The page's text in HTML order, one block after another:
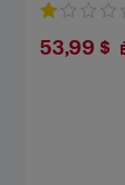
53,99 $